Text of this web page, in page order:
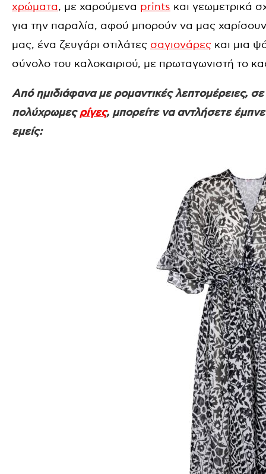
χρώματα, με χαρούμενα prints και γεωμετρικά
για την παραλία, αφού μπορούν να μας χαρίσουν
μας, ένα ζευγάρι στιλάτες σαγιονάρες και μια
σύνολο του καλοκαιριού, με πρωταγωνιστή το
Από ημιδιάφανα με ρομαντικές λεπτομέρειες,
πολύχρωμεςρίγες, μπορείτε να αντλήσετε
εμείς: